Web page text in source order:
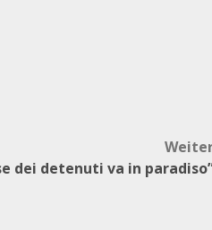
dei detenuti va in